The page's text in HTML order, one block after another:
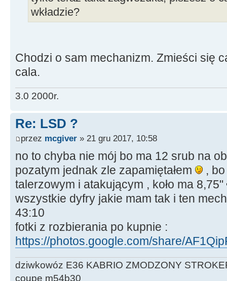
wkładzie?
Chodzi o sam mechanizm. Zmieści się
cala.
3.0 2000r.
Re: LSD ?
przez mcgiver » 21 gru 2017, 10:58
no to chyba nie mój bo ma 12 srub na
pozatym jednak zle zapamiętałem
,
talerzowym i atakującym , koło ma 8,75"
wszystkie dyfry jakie mam tak i ten
43:10
fotki z rozbierania po kupnie :
https://photos.google.com/share/
dziwkowóz E36 KABRIO ZMODZONY
coupe m54b30